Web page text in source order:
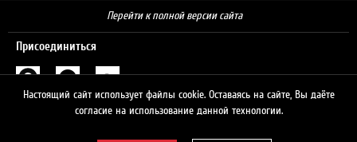
Перейти к полной версии сайта
Присоединиться
Настоящий сайт использует файлы cookie. Оставаясь на сайте, Вы даёте
согласие на использование данной технологии.